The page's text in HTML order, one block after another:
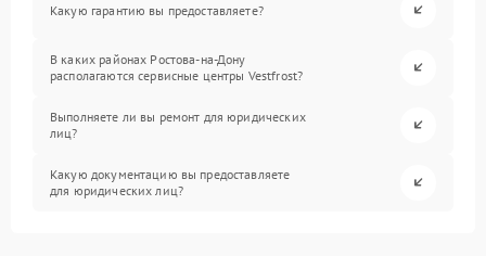
Какую гарантию вы предоставляете?
В каких районах Ростова-на-Дону
располагаются сервисные центры Vestfrost?
Выполняете ли вы ремонт для юридических
лиц?
Какую документацию вы предоставляете
для юридических лиц?